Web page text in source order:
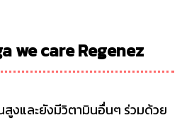
we care Regenez
งและยังมีวิตามินอื่นๆ ร่วมด้วย